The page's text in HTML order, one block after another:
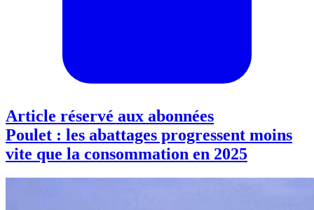
Article réservé aux abonnées
Poulet : les abattages progressent moins
vite que la consommation en 2025